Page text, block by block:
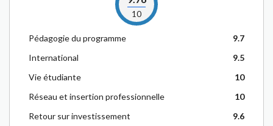
10
Pédagogie du programme
9.7
International
9.5
Vie étudiante
10
Réseau et insertion professionnelle
10
Retour sur investissement
9.6